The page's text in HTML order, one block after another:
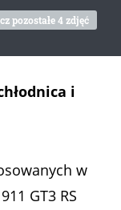
pozostałe 4 zdjęć
i
w
GT3 RS